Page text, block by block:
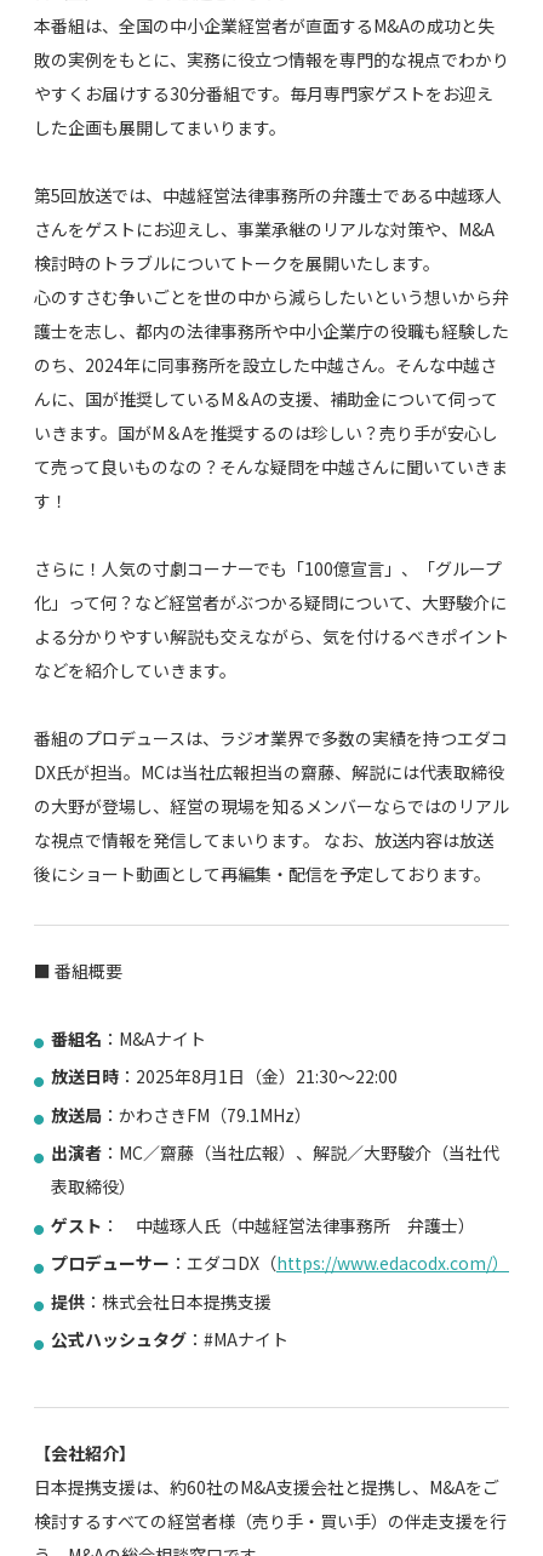
本番組は、全国の中小企業経営者が直面するM&Aの成功と失
敗の実例をもとに、実務に役立つ情報を専門的な視点でわかり
やすくお届けする30分番組です。 毎月専門家ゲストをお迎え
した企画も展開してまいります。
第5回放送では、中越経営法律事務所の弁護士である中越琢人
さんをゲストにお迎えし、事業承継のリアルな対策や、M&A
検討時のトラブルについてトークを展開いたします。
心のすさむ争いごとを世の中から減らしたいという想いから弁
護士を志し、都内の法律事務所や中小企業庁の役職も経験した
のち、2024年に同事務所を設立した中越さん。そんな中越さ
んに、国が推奨しているM＆Aの支援、補助金について伺って
いきます。国がM＆Aを推奨するのは珍しい？売り手が安心し
て売って良いものなの？そんな疑問を中越さんに聞いていきま
す！
さらに！人気の寸劇コーナーでも「100億宣言」、「グループ
化」って何？など経営者がぶつかる疑問について、大野駿介に
よる分かりやすい解説も交えながら、気を付けるべきポイント
などを紹介していきます。
番組のプロデュースは、ラジオ業界で多数の実績を持つエダコ
DX氏が担当。MCは当社広報担当の齋藤、解説には代表取締役
の大野が登場し、経営の現場を知るメンバーならではのリアル
な視点で情報を発信してまいります。
なお、放送内容は放送
後にショート動画として再編集・配信を予定しております。
■ 番組概要
番組名 ： M&Aナイト
放送日時 ： 2025年8月1日（金）21:30～22:00
放送局 ： かわさきFM（79.1MHz）
出演者 ： MC／齋藤（当社広報）、解説／大野駿介（当社代
表取締役）
ゲスト ： 中越琢人氏（中越経営法律事務所 弁護士）
プロデューサー ： エダコDX（https://www.edacodx.com/）
提供 ： 株式会社日本提携支援
公式ハッシュタグ ： #MAナイト
【会社紹介】
日本提携支援は、約60社のM&A支援会社と提携し、M&Aをご
検討するすべての経営者様（売り手・買い手）の伴走支援を行